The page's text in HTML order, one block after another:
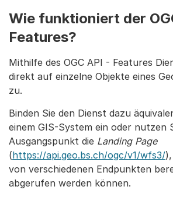
Wie funktioniert der
Features?
Mithilfe des OGC API - Features
direkt auf einzelne Objekte eines
zu.
Binden Sie den Dienst dazu
einem GIS-System ein oder nutzen
Ausgangspunkt die Landing Page
(https://api.geo.bs.ch/ogc/v1/wfs3/
von verschiedenen Endpunkten
abgerufen werden können.